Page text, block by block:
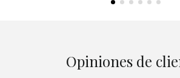
Opiniones de